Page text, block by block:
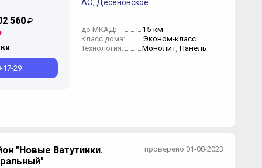
560₽
17-29
АО, Десёновское
до МКАД: 15 км.
Класс дома: Эконом-класс
Технология: Монолит, Панель
проверено 01-08-2023
"Новые Ватутинки.